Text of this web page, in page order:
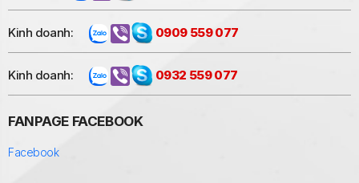
Kinh doanh: 0909 559 077
Kinh doanh: 0932 559 077
FANPAGE FACEBOOK
Facebook